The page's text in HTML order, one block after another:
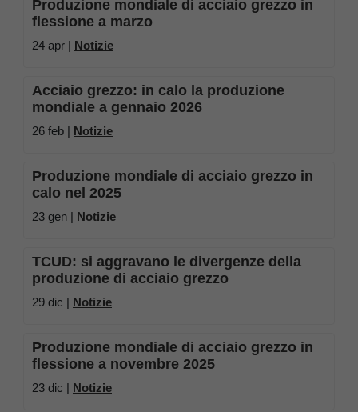
Produzione mondiale di acciaio grezzo in
flessione a marzo
24 apr | Notizie
Acciaio grezzo: in calo la produzione
mondiale a gennaio 2026
26 feb | Notizie
Produzione mondiale di acciaio grezzo in
calo nel 2025
23 gen | Notizie
TCUD: si aggravano le divergenze della
produzione di acciaio grezzo
29 dic | Notizie
Produzione mondiale di acciaio grezzo in
flessione a novembre 2025
23 dic | Notizie